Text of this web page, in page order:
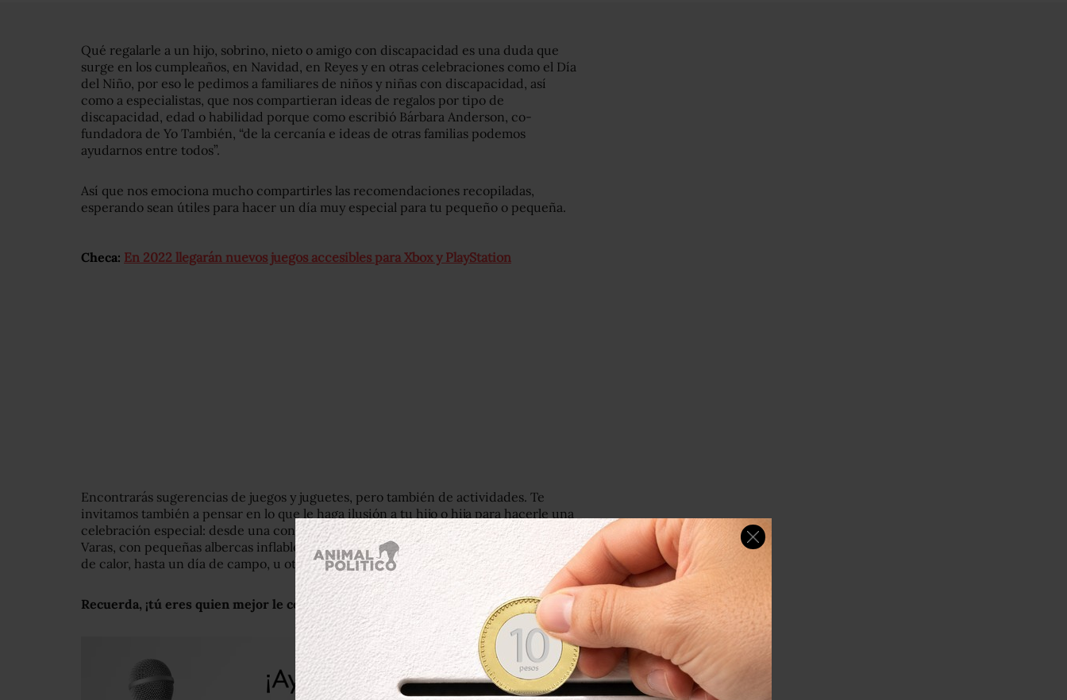
Qué regalarle a un hijo, sobrino, nieto o amigo con discapacidad es una duda que
surge en los cumpleaños, en Navidad, en Reyes y en otras celebraciones como el Día
del Niño, por eso le pedimos a familiares de niños y niñas con discapacidad, así
como a especialistas, que nos compartieran ideas de regalos por tipo de
discapacidad, edad o habilidad porque como escribió Bárbara Anderson, co-
fundadora de Yo También, “de la cercanía e ideas de otras familias podemos
ayudarnos entre todos”.
Así que nos emociona mucho compartirles las recomendaciones recopiladas,
esperando sean útiles para hacer un día muy especial para tu pequeño o pequeña.
Checa: En 2022 llegarán nuevos juegos accesibles para Xbox y PlayStation
Encontrarás sugerencias de juegos y juguetes, pero también de actividades. Te
invitamos también a pensar en lo que le haga ilusión a tu hijo o hija para hacerle una
celebración especial: desde una convivencia con amigos, como propone Yancy
Varas, con pequeñas albercas inflables y paletas heladas para aprovechar estos días
de calor, hasta un día de campo, u otros planes acordes a su movilidad y habilidades.
Recuerda, ¡tú eres quien mejor le conoce!